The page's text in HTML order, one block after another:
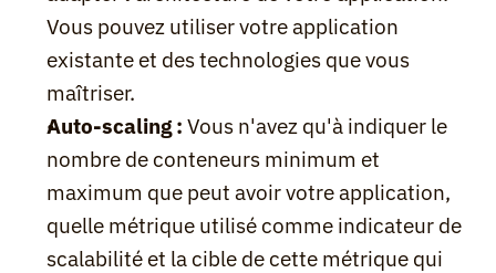
Vous pouvez utiliser votre application
existante et des technologies que vous
maîtriser.
Auto-scaling : Vous n'avez qu'à indiquer le
nombre de conteneurs minimum et
maximum que peut avoir votre application,
quelle métrique utilisé comme indicateur de
scalabilité et la cible de cette métrique qui